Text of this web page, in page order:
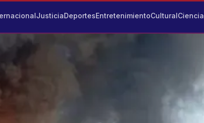
JusticiaDeportesEntretenimientoCulturalCiencia